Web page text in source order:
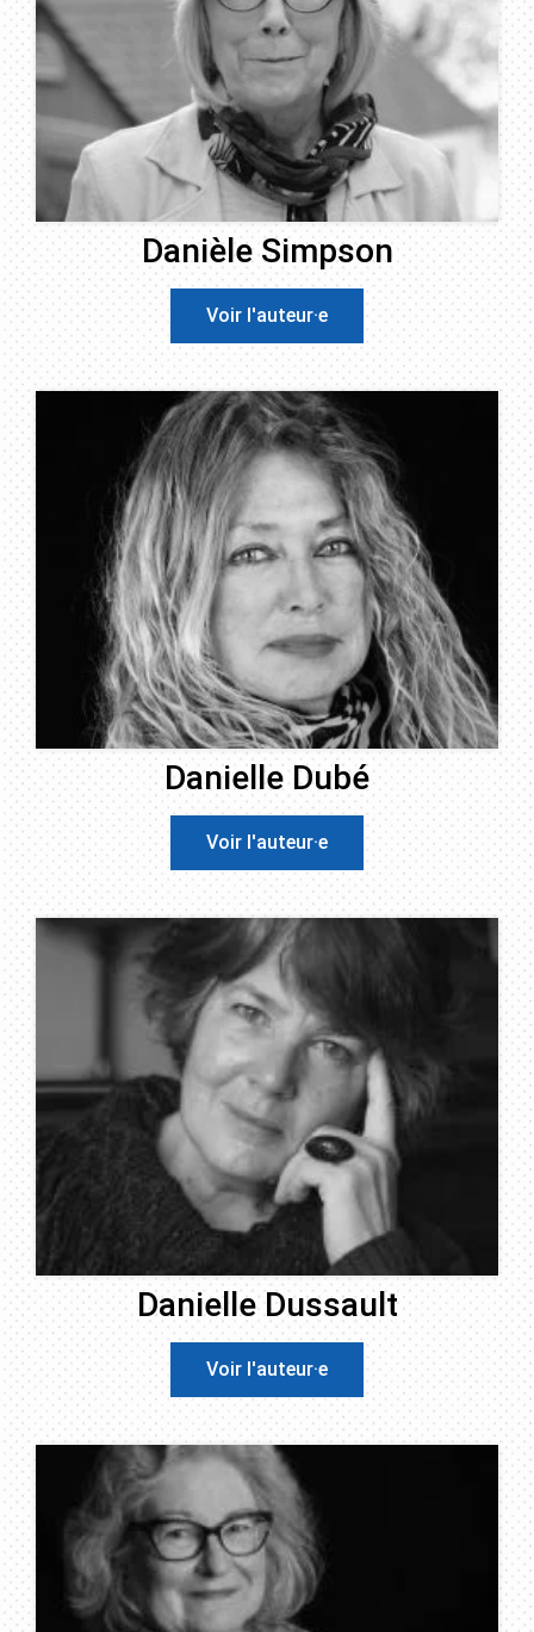
Danièle Simpson
Voir l'auteur·e
Danielle Dubé
Voir l'auteur·e
Danielle Dussault
Voir l'auteur·e